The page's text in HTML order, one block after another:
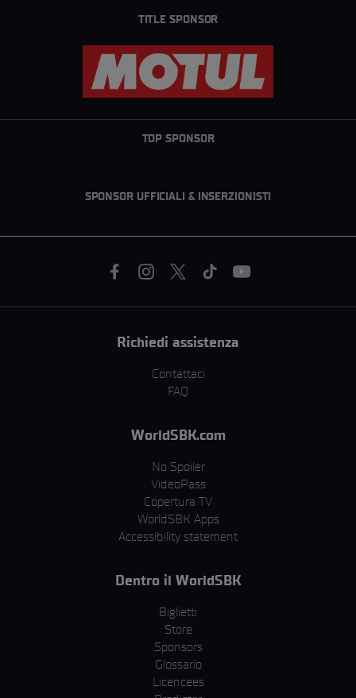
TITLE SPONSOR
TOP SPONSOR
SPONSOR UFFICIALI & INSERZIONISTI
Richiedi assistenza
Contattaci
FAQ
WorldSBK.com
No Spoiler
VideoPass
Copertura TV
WorldSBK Apps
Accessibility statement
Dentro il WorldSBK
Biglietti
Store
Sponsors
Glossario
Licencees